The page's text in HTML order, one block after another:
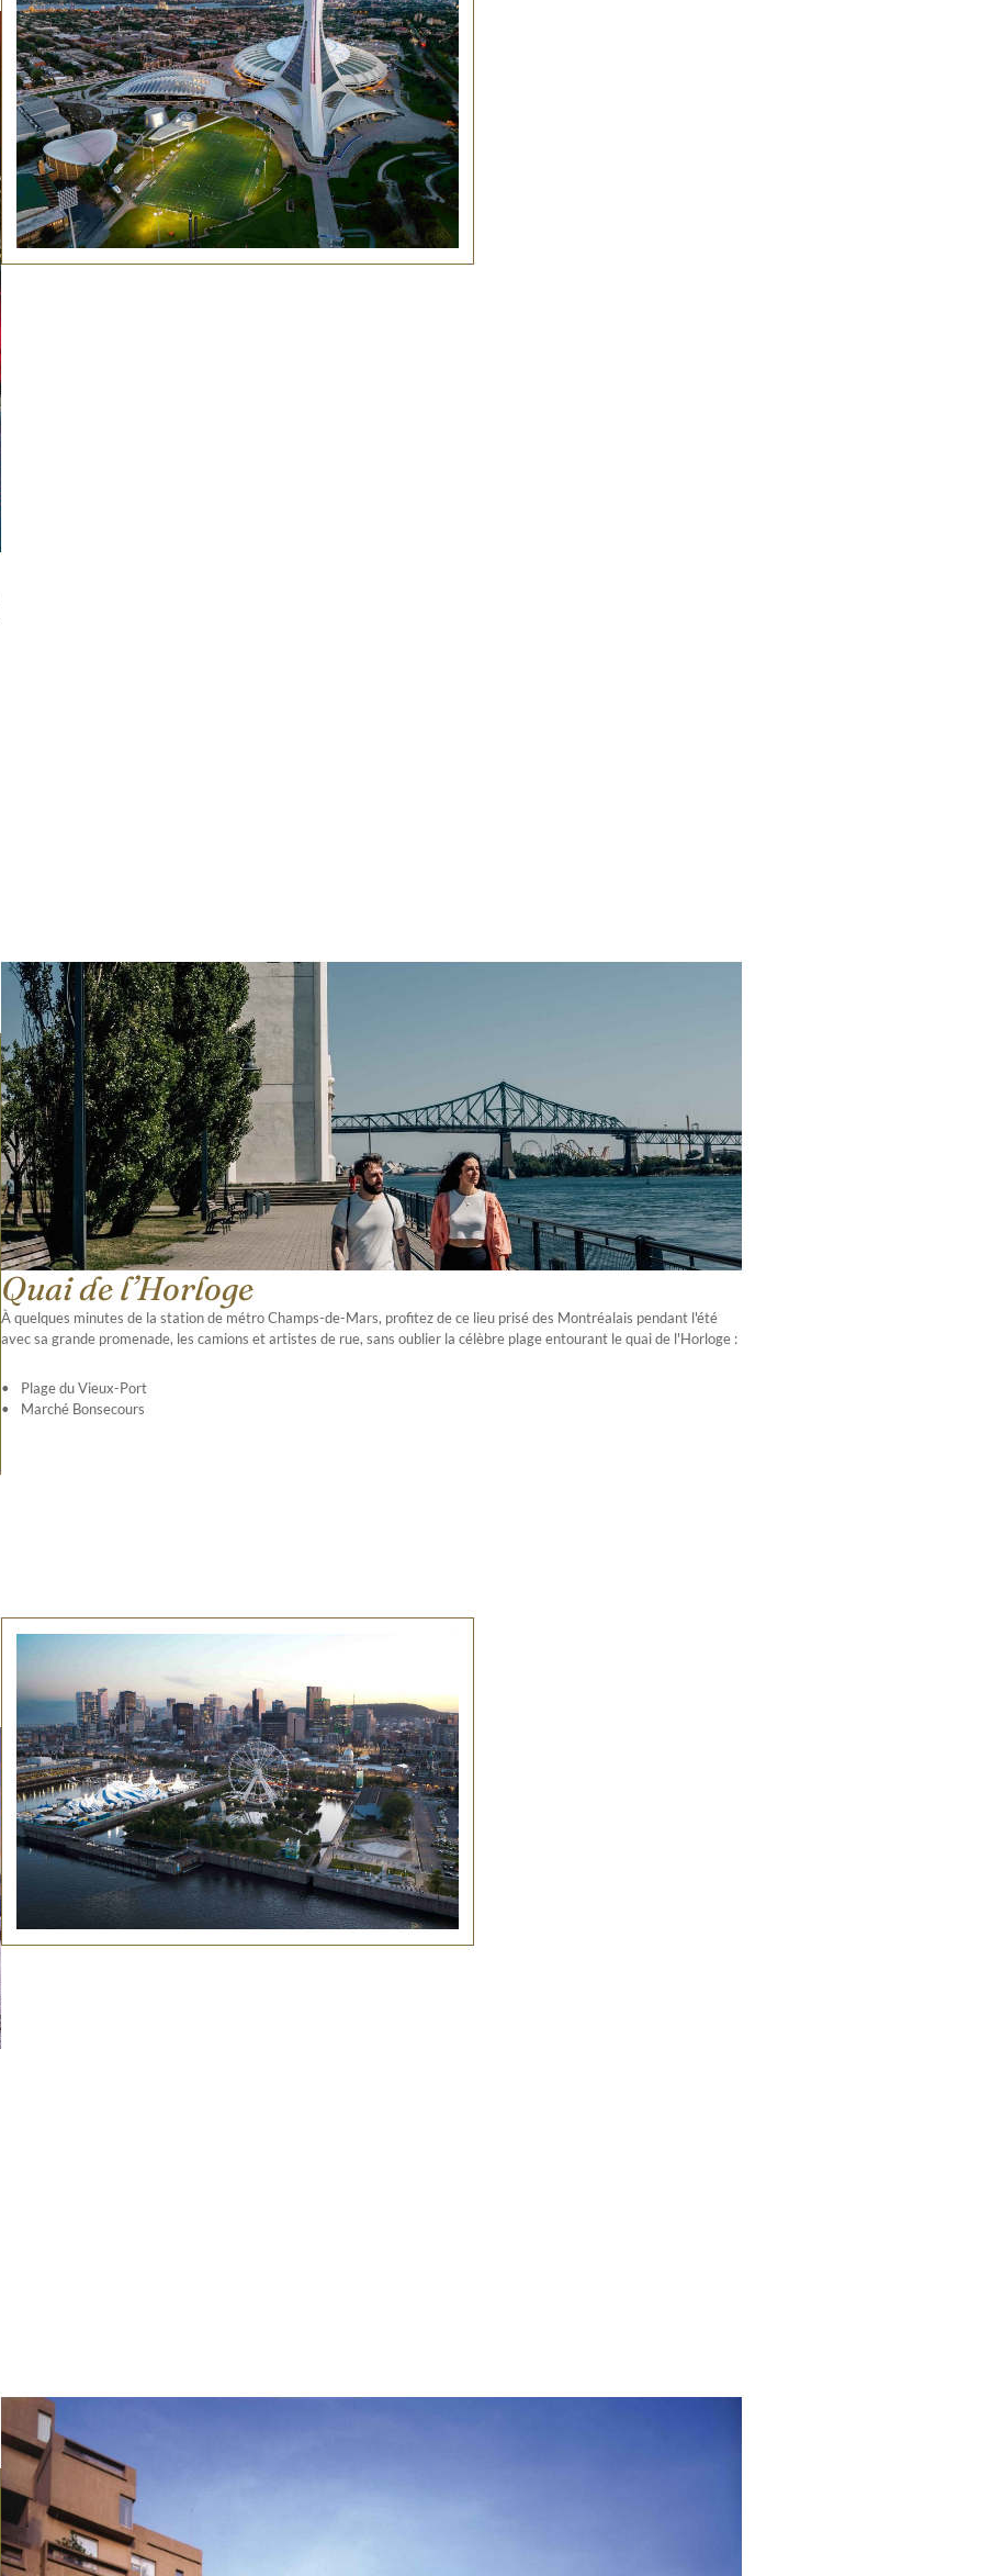
Quai de l’Horloge
À quelques minutes de la station de métro Champs-de-Mars, profitez de ce lieu prisé des Montréalais pendant l'été
avec sa grande promenade, les camions et artistes de rue, sans oublier la célèbre plage entourant le quai de l'Horloge :
Plage du Vieux-Port
Marché Bonsecours